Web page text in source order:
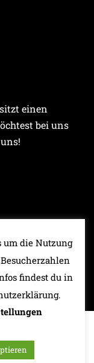
einen
bei uns
um die Nutzung
findest du in